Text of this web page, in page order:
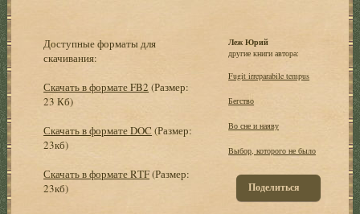
Доступные форматы для
скачивания:
Скачать в формате FB2 (Размер:
23 Кб)
Скачать в формате DOC (Размер:
23кб)
Скачать в формате RTF(Размер:
23кб)
Леж Юрий
другие книги автора:
Fugit irreparabile tempus
Бегство
Во сне и наяву
Выбор, которого не было
Поделиться